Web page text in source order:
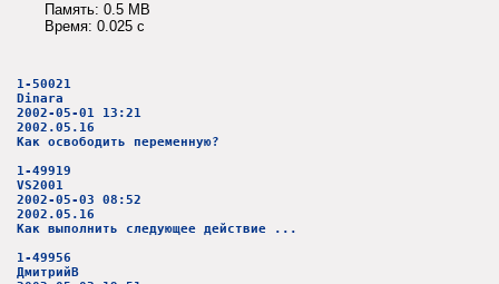
Память: 0.5 MB
Время: 0.025 c
1-50021
Dinara
2002-05-01 13:21
2002.05.16
Как освободить переменную?
1-49919
VS2001
2002-05-03 08:52
2002.05.16
Как выполнить следующее действие ...
1-49956
ДмитрийВ